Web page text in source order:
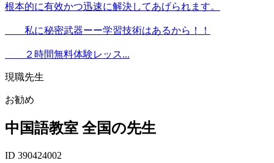
根本的に有效かつ迅速に解決してあげられます。
私に秘密武器ーー学習技術はあるから！！
２時間無料体験レッス...
現職先生
お勧め
中国語教室 全国の先生
ID 390424002